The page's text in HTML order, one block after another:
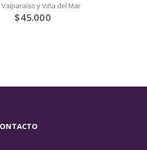
Valparaíso y Viña del Mar
$45.000